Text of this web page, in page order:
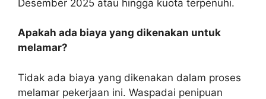
Desember 2025 atau hingga kuota terpenuhi.
Apakah ada biaya yang dikenakan untuk
melamar?
Tidak ada biaya yang dikenakan dalam proses
melamar pekerjaan ini. Waspadai penipuan